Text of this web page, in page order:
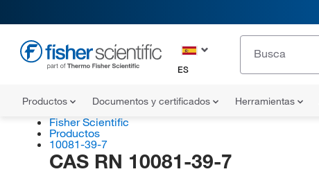
ES
Productos Documentos y certificados Herramientas
Fisher Scientific
Productos
10081-39-7
CAS RN 10081-39-7